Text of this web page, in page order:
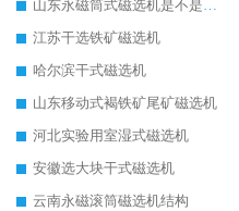
山东永磁筒式磁选机是不是强磁
江苏干选铁矿磁选机
哈尔滨干式磁选机
山东移动式褐铁矿尾矿磁选机
河北实验用室湿式磁选机
安徽选大块干式磁选机
云南永磁滚筒磁选机结构